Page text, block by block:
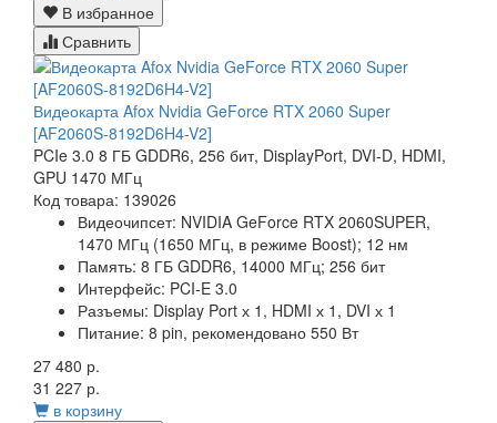
В избранное
Сравнить
Видеокарта Afox Nvidia GeForce RTX 2060 Super
[AF2060S-8192D6H4-V2]
PCIe 3.0 8 ГБ GDDR6, 256 бит, DisplayPort, DVI-D, HDMI,
GPU 1470 МГц
Код товара: 139026
Видеочипсет: NVIDIA GeForce RTX 2060SUPER,
1470 МГц (1650 МГц, в режиме Boost); 12 нм
Память: 8 ГБ GDDR6, 14000 МГц; 256 бит
Интерфейс: PCI-E 3.0
Разъемы: Display Port х 1, HDMI х 1, DVI х 1
Питание: 8 pin, рекомендовано 550 Вт
27 480 р.
31 227 р.
в корзину